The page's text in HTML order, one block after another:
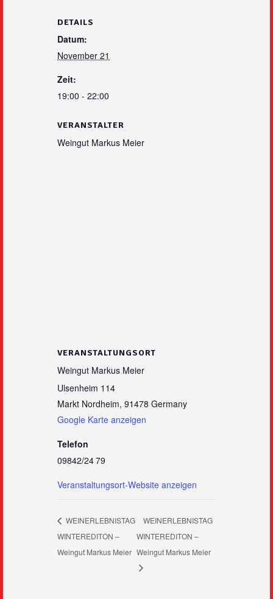
DETAILS
Datum:
November 21
Zeit:
19:00 - 22:00
VERANSTALTER
Weingut Markus Meier
VERANSTALTUNGSORT
Weingut Markus Meier
Ulsenheim 114
Markt Nordheim, 91478 Germany
Google Karte anzeigen
Telefon
09842/24 79
Veranstaltungsort-Website anzeigen
WEINERLEBNISTAG
WINTEREDITON –
Weingut Markus Meier
WEINERLEBNISTAG
WINTEREDITON –
Weingut Markus Meier